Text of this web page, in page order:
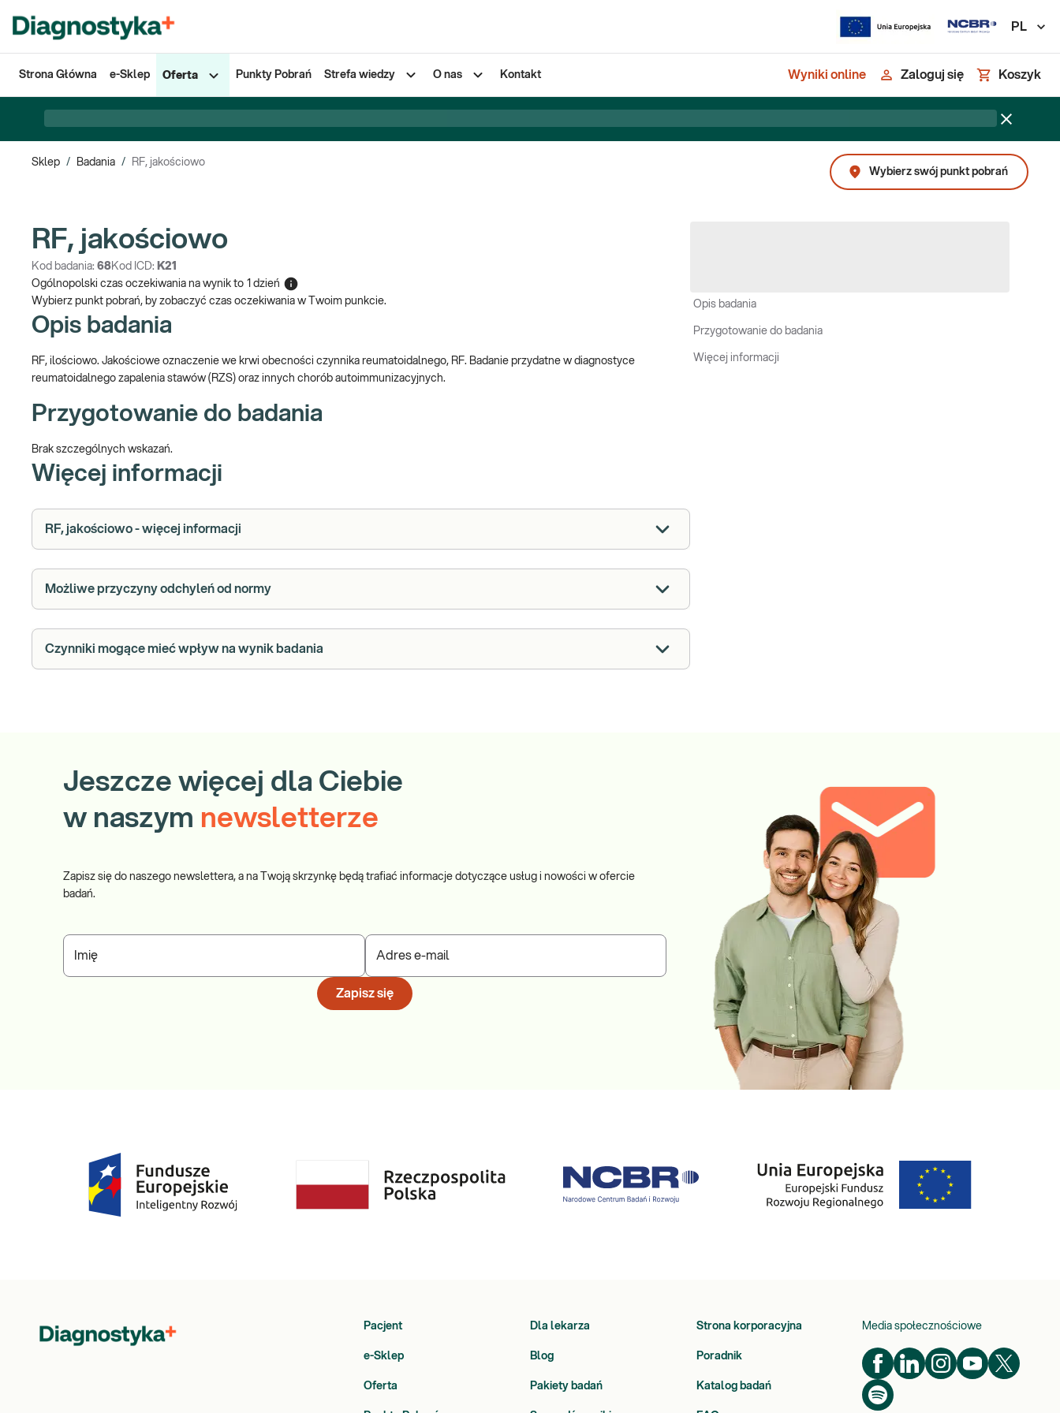
PL
Strona Główna e-Sklep Oferta Punkty Pobrań Strefa wiedzy O nas Kontakt Wyniki online Zaloguj się Koszyk
Sklep / Badania /
RF, jakościowo
Wybierz swój punkt pobrań
RF, jakościowo
Kod badania: 68Kod ICD: K21
Ogólnopolski czas oczekiwania na wynik to 1 dzień
Wybierz punkt pobrań, by zobaczyć czas oczekiwania w Twoim punkcie.
Opis badania
RF, ilościowo. Jakościowe oznaczenie we krwi obecności czynnika reumatoidalnego, RF. Badanie przydatne w diagnostyce
reumatoidalnego zapalenia stawów (RZS) oraz innych chorób autoimmunizacyjnych.
Przygotowanie do badania
Brak szczególnych wskazań.
Więcej informacji
RF, jakościowo - więcej informacji
Możliwe przyczyny odchyleń od normy
Czynniki mogące mieć wpływ na wynik badania
Opis badania
Przygotowanie do badania
Więcej informacji
Jeszcze więcej dla Ciebie
w naszym newsletterze
Zapisz się do naszego newslettera, a na Twoją skrzynkę będą trafiać informacje dotyczące usług i nowości w ofercie
badań.
Imię Adres e-mail
Zapisz się
Pacjent Dla lekarza Strona korporacyjna
e-Sklep Blog Poradnik
Oferta Pakiety badań Katalog badań
Media społecznościowe